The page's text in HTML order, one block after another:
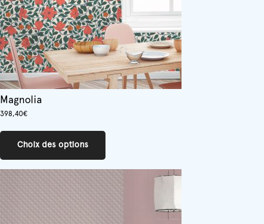
Magnolia
398,40€
Choix des options
être